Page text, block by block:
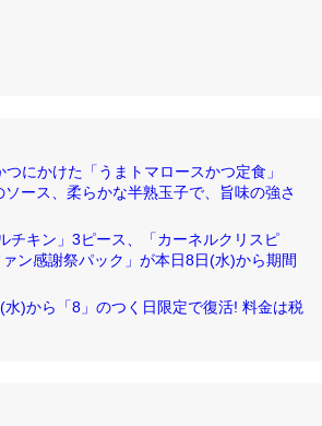
にかけた「うまトマロースかつ定食」
ース、柔らかな半熟玉子で、旨味の強さ
チキン」3ピース、「カーネルクリスピ
ン感謝祭パック」が本日8日(水)から期間
)から「8」のつく日限定で復活! 料金は税